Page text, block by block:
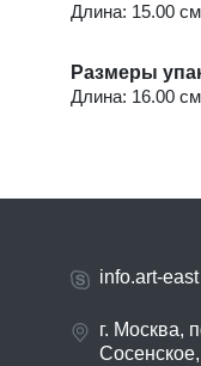
Длина: 15.00
Размеры
Длина: 16.00
info.art-east
г. Москва,